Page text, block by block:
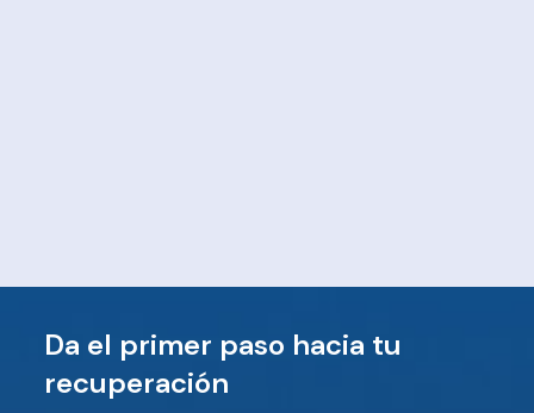
Da el primer paso hacia tu
recuperación